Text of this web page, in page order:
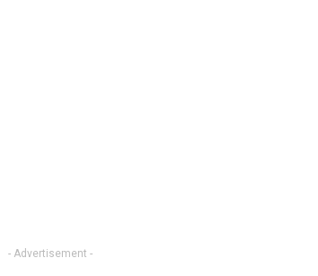
- Advertisement -